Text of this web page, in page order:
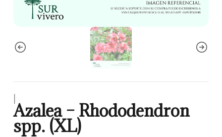
Azalea – Rhododendron
spp. (XL)